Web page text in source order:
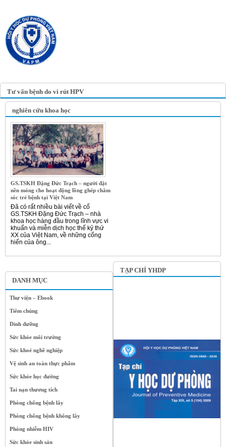
Tư vấn bệnh do vi rút HPV
DANH MỤC
Thư viện – Ebook
Tiêm chủng
Dinh dưỡng
Sức khỏe môi trường
Sức khoẻ nghề nghiệp
Vệ sinh an toàn thực phẩm
Sức khỏe học đường
Tai nạn thương tích
Phòng chống bệnh lây
Phòng chống bệnh không lây
Phòng nhiễm HIV
Sức khỏe sinh sản
nghiên cứu khoa học
GS.TSKH Đặng Đức Trạch – người đặt
nền móng cho hoạt động lồng ghép chăm
sóc trẻ bệnh tại Việt Nam
Đã có rất nhiều bài viết về cố
GS.TSKH Đặng Đức Trạch – nhà
khoa học hàng đầu trong lĩnh vực vi
khuẩn và miễn dịch học thế kỷ thứ
XX của Việt Nam, về những cống
hiến của ông...
TẠP CHÍ YHDP